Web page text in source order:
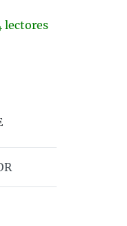
lectores